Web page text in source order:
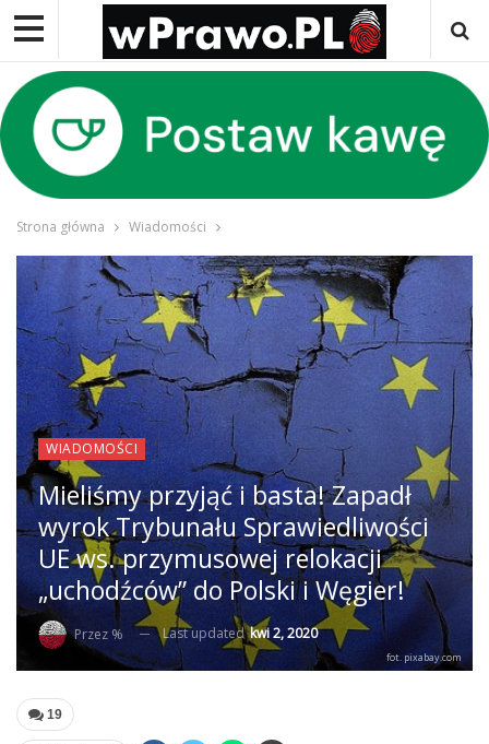
Strona główna Wiadomości
WIADOMOŚCI
Mieliśmy przyjąć i basta! Zapadł
wyrok Trybunału Sprawiedliwości
UE ws. przymusowej relokacji
„uchodźców” do Polski i Węgier!
Przez % Last updatedkwi 2, 2020
fot. pixabay.com
19